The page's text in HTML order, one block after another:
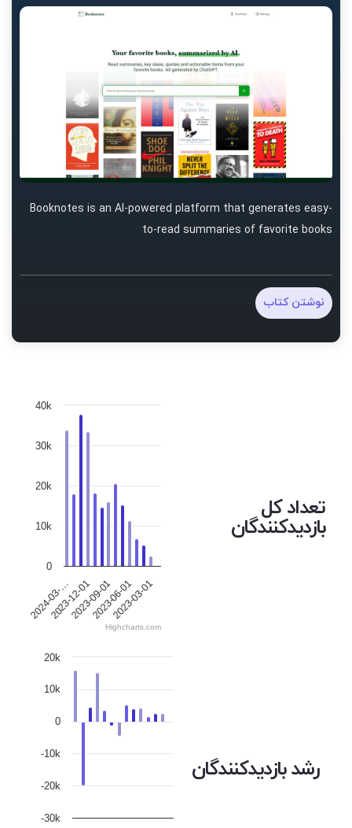
Booknotes is an AI-powered platform that generates easy-
to-read summaries of favorite books
نوشتن کتاب
تعداد کل
بازدیدکنندگان
2024-03-…
2023-12-012023-09-012023-06-01
2023-03-01
0
10k
20k
30k
40k
Highcharts.com
رشد بازدیدکنندگان
-30k
-20k
-10k
0
10k
20k